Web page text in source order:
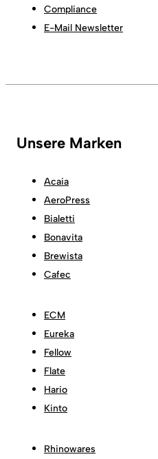
Compliance
E-Mail Newsletter
Unsere Marken
Acaia
AeroPress
Bialetti
Bonavita
Brewista
Cafec
ECM
Eureka
Fellow
Flate
Hario
Kinto
Rhinowares